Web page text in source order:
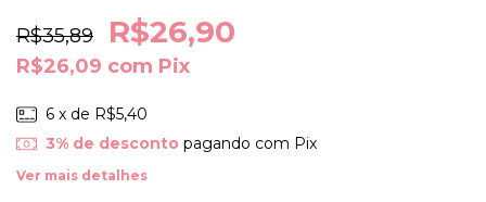
R$35,89 R$26,90
R$26,09 com Pix
6 x de R$5,40
3% de desconto pagando com Pix
Ver mais detalhes